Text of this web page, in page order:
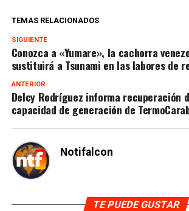
TEMAS RELACIONADOS
SIGUIENTE
Conozca a «Yumare», la cachorra
sustituirá a Tsunami en las labores de
ANTERIOR
Delcy Rodríguez informa recuperación
capacidad de generación de
Notifalcon
TE PUEDE GUSTAR